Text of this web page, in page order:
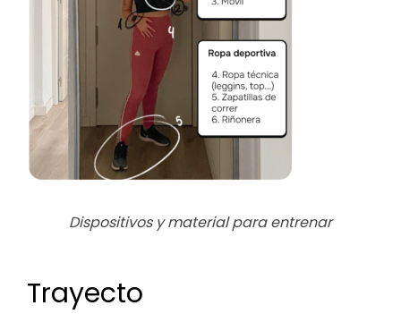
Dispositivos y material para entrenar
Trayecto